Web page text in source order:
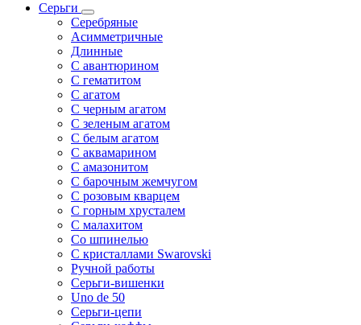
Серьги
Серебряные
Асимметричные
Длинные
С авантюрином
С гематитом
С агатом
С черным агатом
С зеленым агатом
С белым агатом
С аквамарином
С амазонитом
С барочным жемчугом
С розовым кварцем
С горным хрусталем
С малахитом
Со шпинелью
С кристаллами Swarovski
Ручной работы
Серьги-вишенки
Uno de 50
Серьги-цепи